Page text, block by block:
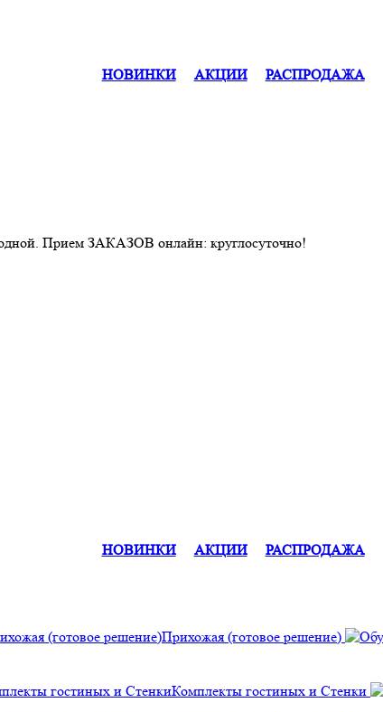
НОВИНКИ АКЦИИ РАСПРОДАЖА
Прием ЗАКАЗОВ онлайн: круглосуточно!
НОВИНКИ АКЦИИ РАСПРОДАЖА
Прихожая (готовое решение)
Комплекты гостиных и Стенки